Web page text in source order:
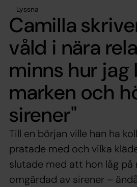
Lyssna
Camilla
våld i nära
minns hur jag
marken och
sirener"
Till en början ville han ha
pratade med och vilka
slutade med att hon låg på
omgärdad av sirener –